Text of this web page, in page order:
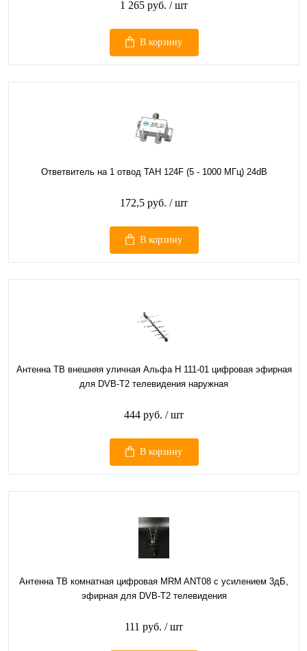
1 265 руб. / шт
В корзину
Ответвитель на 1 отвод TAH 124F (5 - 1000 МГц) 24dB
172,5 руб. / шт
В корзину
Антенна ТВ внешняя уличная Альфа Н 111-01 цифровая эфирная
для DVB-T2 телевидения наружная
444 руб. / шт
В корзину
Антенна ТВ комнатная цифровая MRM ANT08 с усилением 3дБ,
эфирная для DVB-T2 телевидения
111 руб. / шт